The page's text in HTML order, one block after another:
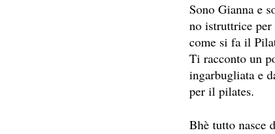
Sono Gianna e
no istruttrice per
come si fa il
Ti racconto un
ingarbugliata e
per il pilates.
Bhè tutto nasce